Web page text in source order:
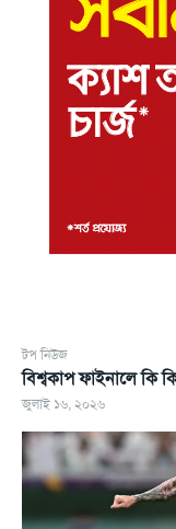
টপ নিউজ
বিশ্বকাপ ফাইনালে কি
জুলাই ১৬, ২০২৬